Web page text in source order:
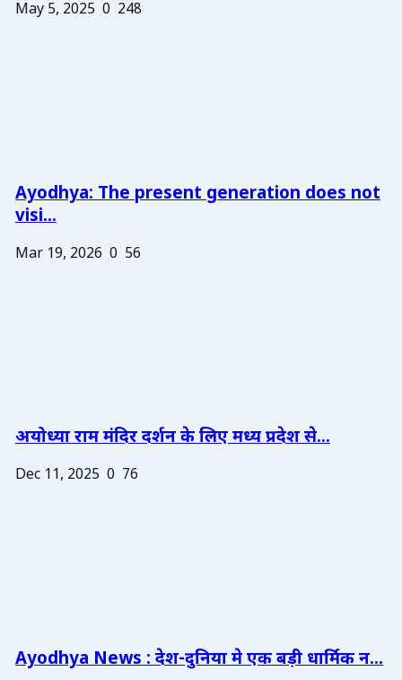
May 5, 2025 0 248
Ayodhya: The present generation does not
visi...
Mar 19, 2026 0 56
अयोध्या राम मंदिर दर्शन के लिए मध्य प्रदेश से...
Dec 11, 2025 0 76
Ayodhya News : देश-दुनिया मे एक बड़ी धार्मिक न...